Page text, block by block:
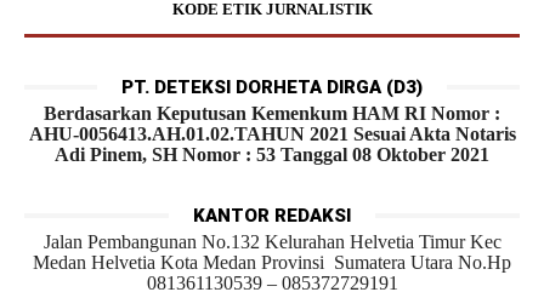
KODE ETIK JURNALISTIK
PT. DETEKSI DORHETA DIRGA (D3)
Berdasarkan Keputusan Kemenkum HAM RI Nomor :
AHU-0056413.AH.01.02.TAHUN 2021 Sesuai Akta Notaris
Adi Pinem, SH Nomor : 53 Tanggal 08 Oktober 2021
KANTOR REDAKSI
Jalan Pembangunan No.132 Kelurahan Helvetia Timur Kec
Medan Helvetia Kota Medan Provinsi Sumatera Utara No.Hp
081361130539 – 085372729191